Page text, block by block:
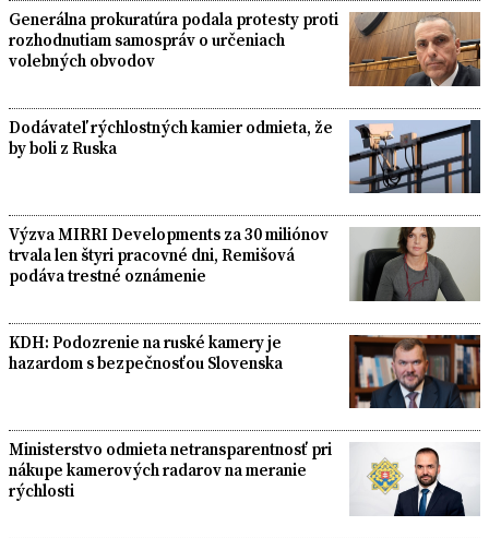
Generálna prokuratúra podala protesty proti
rozhodnutiam samospráv o určeniach
volebných obvodov
Dodávateľ rýchlostných kamier odmieta, že
by boli z Ruska
Výzva MIRRI Developments za 30 miliónov
trvala len štyri pracovné dni, Remišová
podáva trestné oznámenie
KDH: Podozrenie na ruské kamery je
hazardom s bezpečnosťou Slovenska
Ministerstvo odmieta netransparentnosť pri
nákupe kamerových radarov na meranie
rýchlosti